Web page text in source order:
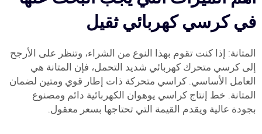
في كرسي كهربائي ثقيل
المتانة: إذا كنت تقوم بهذا النوع من الشراء، وتنظر على الأرجح
إلى كرسي متحرك كهربائي شديد التحمل، فإن المتانة هي
العامل الأساسي. كراسي متحركة ذات إطار قوي ومتين لضمان
المتانة. خط إنتاج كراسي يوهوان الكهربائية دائم ومصنوع
بجودة عالية ويقدم القيمة التي تحتاجها بسعر معقول.